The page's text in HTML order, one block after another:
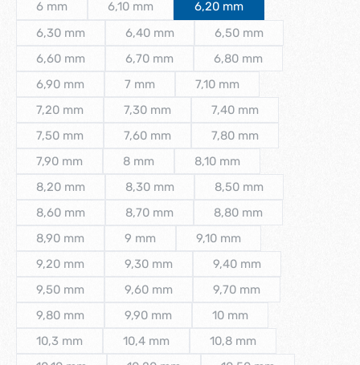
6 mm
(Diese Option ist zurzeit nicht verfügbar.)
6,10 mm
(Diese Option ist zurzeit nicht verfügbar.)
6,20 mm
6,30 mm
(Diese Option ist zurzeit nicht verfügbar.)
6,40 mm
(Diese Option ist zurzeit nicht verfügbar.)
6,50 mm
6,60 mm
(Diese Option ist zurzeit nicht verfügbar.)
6,70 mm
(Diese Option ist zurzeit nicht verfügbar.)
6,80 mm
6,90 mm
(Diese Option ist zurzeit nicht verfügbar.)
7 mm
(Diese Option ist zurzeit nicht verfügbar.)
7,10 mm
7,20 mm
(Diese Option ist zurzeit nicht verfügbar.)
7,30 mm
(Diese Option ist zurzeit nicht verfügbar.)
7,40 mm
7,50 mm
(Diese Option ist zurzeit nicht verfügbar.)
7,60 mm
(Diese Option ist zurzeit nicht verfügbar.)
7,80 mm
7,90 mm
(Diese Option ist zurzeit nicht verfügbar.)
8 mm
(Diese Option ist zurzeit nicht verfügbar.)
8,10 mm
8,20 mm
(Diese Option ist zurzeit nicht verfügbar.)
8,30 mm
(Diese Option ist zurzeit nicht verfügbar.)
8,50 mm
8,60 mm
(Diese Option ist zurzeit nicht verfügbar.)
8,70 mm
(Diese Option ist zurzeit nicht verfügbar.)
8,80 mm
8,90 mm
(Diese Option ist zurzeit nicht verfügbar.)
9 mm
(Diese Option ist zurzeit nicht verfügbar.)
9,10 mm
9,20 mm
(Diese Option ist zurzeit nicht verfügbar.)
9,30 mm
(Diese Option ist zurzeit nicht verfügbar.)
9,40 mm
9,50 mm
(Diese Option ist zurzeit nicht verfügbar.)
9,60 mm
(Diese Option ist zurzeit nicht verfügbar.)
9,70 mm
9,80 mm
(Diese Option ist zurzeit nicht verfügbar.)
9,90 mm 10 mm
10,3 mm
(Diese Option ist zurzeit nicht verfügbar.)
10,4 mm
(Diese Option ist zurzeit nicht verfügbar.)
10,8 mm